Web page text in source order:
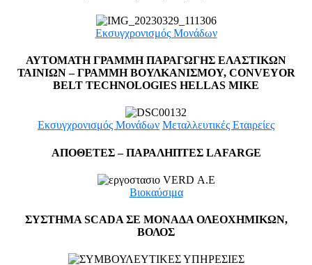
Εκσυγχρονισμός Μονάδων
ΑΥΤΟΜΑΤΗ ΓΡΑΜΜΗ ΠΑΡΑΓΩΓΗΣ ΕΛΑΣΤΙΚΩΝ
ΤΑΙΝΙΩΝ – ΓΡΑΜΜΗ ΒΟΥΛΚΑΝΙΣΜΟΥ, CONVEYOR
BELT TECHNOLOGIES HELLAS MIKE
Εκσυγχρονισμός Μονάδων Μεταλλευτικές Εταιρείες
ΑΠΟΘΕΤΕΣ – ΠΑΡΑΛΗΠΤΕΣ LAFARGE
Βιοκαύσιμα
ΣΥΣΤΗΜΑ SCADA ΣΕ ΜΟΝΑΔΑ ΟΛΕΟΧΗΜΙΚΩΝ,
ΒΟΛΟΣ